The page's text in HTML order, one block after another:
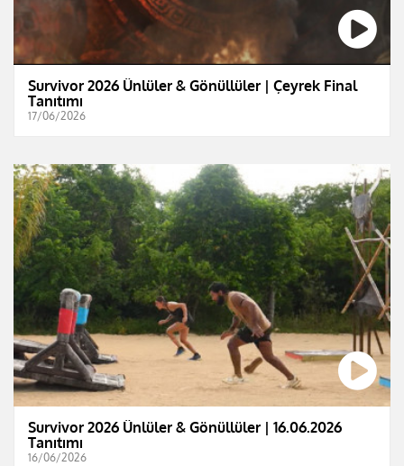
Survivor 2026 Ünlüler & Gönüllüler | Çeyrek Final
Tanıtımı
17/06/2026
Survivor 2026 Ünlüler & Gönüllüler | 16.06.2026
Tanıtımı
16/06/2026